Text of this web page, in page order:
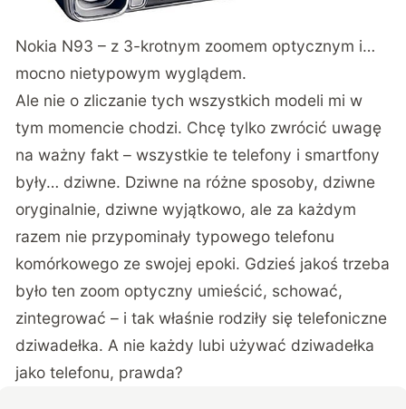
Nokia N93 – z 3-krotnym zoomem optycznym i…
mocno nietypowym wyglądem.
Ale nie o zliczanie tych wszystkich modeli mi w
tym momencie chodzi. Chcę tylko zwrócić uwagę
na ważny fakt – wszystkie te telefony i smartfony
były… dziwne. Dziwne na różne sposoby, dziwne
oryginalnie, dziwne wyjątkowo, ale za każdym
razem nie przypominały typowego telefonu
komórkowego ze swojej epoki. Gdzieś jakoś trzeba
było ten zoom optyczny umieścić, schować,
zintegrować – i tak właśnie rodziły się telefoniczne
dziwadełka. A nie każdy lubi używać dziwadełka
jako telefonu, prawda?